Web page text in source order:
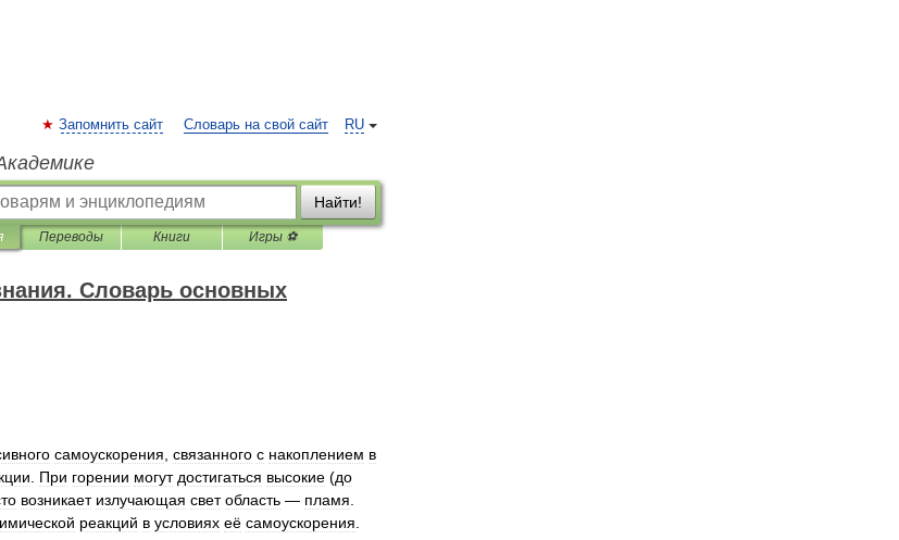
RU
Запомнить сайт Словарь на свой сайт
Найти!
Переводы Книги Игры ⚽
Словарь основных
самоускорения связанного с накоплением в
При горении могут достигаться высокие (до
возникает излучающая свет область — пламя
реакций в условиях её самоускорения